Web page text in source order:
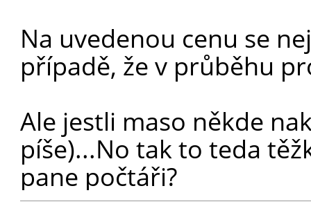
Na uvedenou cenu se
případě, že v průběhu
Ale jestli maso někde
píše)...No tak to teda
pane počtáři?